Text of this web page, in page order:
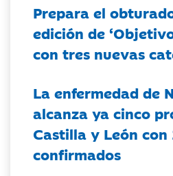
Prepara el
edición de
con tres nuevas
La enfermedad de
alcanza ya cinco
Castilla y León con
confirmados